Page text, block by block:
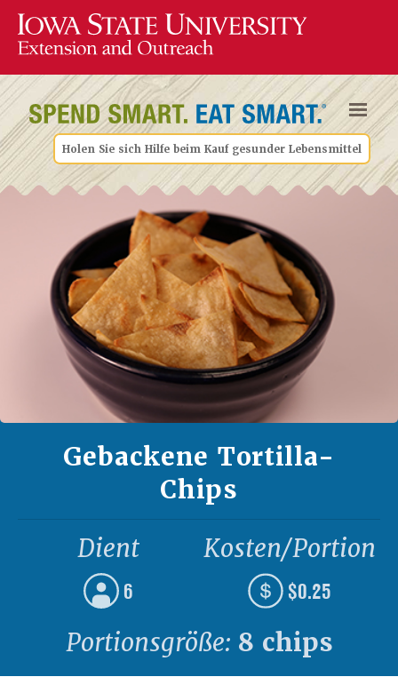
Holen Sie sich Hilfe beim Kauf gesunder Lebensmittel
Gebackene Tortilla-
Chips
Dient
6
Kosten/Portion
$0.25
Portionsgröße: 8 chips